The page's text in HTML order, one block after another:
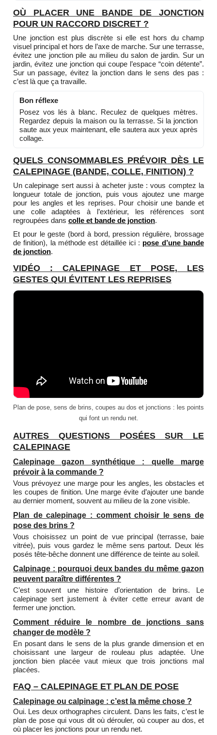
OÙ PLACER UNE BANDE DE JONCTION
POUR UN RACCORD DISCRET ?
Une jonction est plus discrète si elle est hors du champ
visuel principal et hors de l’axe de marche. Sur une terrasse,
évitez une jonction pile au milieu du salon de jardin. Sur un
jardin, évitez une jonction qui coupe l’espace “coin détente”.
Sur un passage, évitez la jonction dans le sens des pas :
c’est là que ça travaille.
Bon réflexe
Posez vos lés à blanc. Reculez de quelques mètres.
Regardez depuis la maison ou la terrasse. Si la jonction
saute aux yeux maintenant, elle sautera aux yeux après
collage.
QUELS CONSOMMABLES PRÉVOIR DÈS LE
CALEPINAGE (BANDE, COLLE, FINITION) ?
Un calepinage sert aussi à acheter juste : vous comptez la
longueur totale de jonction, puis vous ajoutez une marge
pour les angles et les reprises. Pour choisir une bande et
une colle adaptées à l’extérieur, les références sont
regroupées dans colle et bande de jonction.
Et pour le geste (bord à bord, pression régulière, brossage
de finition), la méthode est détaillée ici : pose d’une bande
de jonction.
VIDÉO : CALEPINAGE ET POSE, LES
GESTES QUI ÉVITENT LES REPRISES
Plan de pose, sens de brins, coupes au dos et jonctions : les points
qui font un rendu net.
AUTRES QUESTIONS POSÉES SUR LE
CALEPINAGE
Calepinage gazon synthétique : quelle marge
prévoir à la commande ?
Vous prévoyez une marge pour les angles, les obstacles et
les coupes de finition. Une marge évite d’ajouter une bande
au dernier moment, souvent au milieu de la zone visible.
Plan de calepinage : comment choisir le sens de
pose des brins ?
Vous choisissez un point de vue principal (terrasse, baie
vitrée), puis vous gardez le même sens partout. Deux lés
posés tête-bêche donnent une différence de teinte au soleil.
Calpinage : pourquoi deux bandes du même gazon
peuvent paraître différentes ?
C’est souvent une histoire d’orientation de brins. Le
calepinage sert justement à éviter cette erreur avant de
fermer une jonction.
Comment réduire le nombre de jonctions sans
changer de modèle ?
En posant dans le sens de la plus grande dimension et en
choisissant une largeur de rouleau plus adaptée. Une
jonction bien placée vaut mieux que trois jonctions mal
placées.
FAQ – CALEPINAGE ET PLAN DE POSE
Calepinage ou calpinage : c’est la même chose ?
Oui. Les deux orthographes circulent. Dans les faits, c’est le
plan de pose qui vous dit où dérouler, où couper au dos, et
où placer les jonctions pour un rendu net.